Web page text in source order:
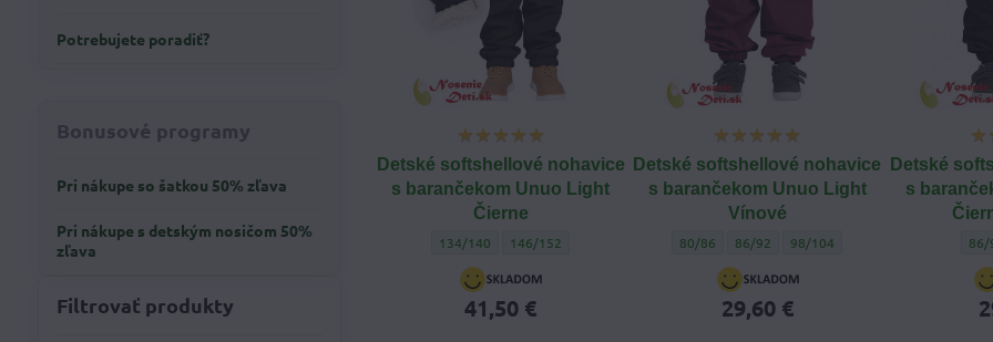
Detské softshellové nohavice
s barančekom Unuo Light
Čierne
Detské softshellové nohavice s barančekom Unuo Light Čierne - Veľkosť oblečenia:
134/140 Detské softshellové nohavice s barančekom Unuo Light Čierne - Veľkosť
146/152
41,50 €
Detské softshellové nohavice
s barančekom Unuo Light
Vínové
Detské softshellové nohavice s barančekom Unuo
80/86 Detské softshellové nohavice s
86/92 Detské softshellové nohavice s
98/104
29,60 €
Detské
s
86/
Filtrovať produkty
Potrebujete poradiť?
Bonusové programy
Pri nákupe so šatkou 50% zľava
Pri nákupe s detským nosičom 50%
zľava